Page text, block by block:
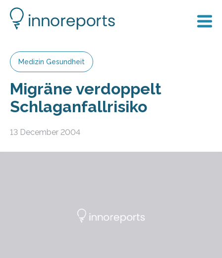
Medizin Gesundheit
Migräne verdoppelt
Schlaganfallrisiko
13 December 2004